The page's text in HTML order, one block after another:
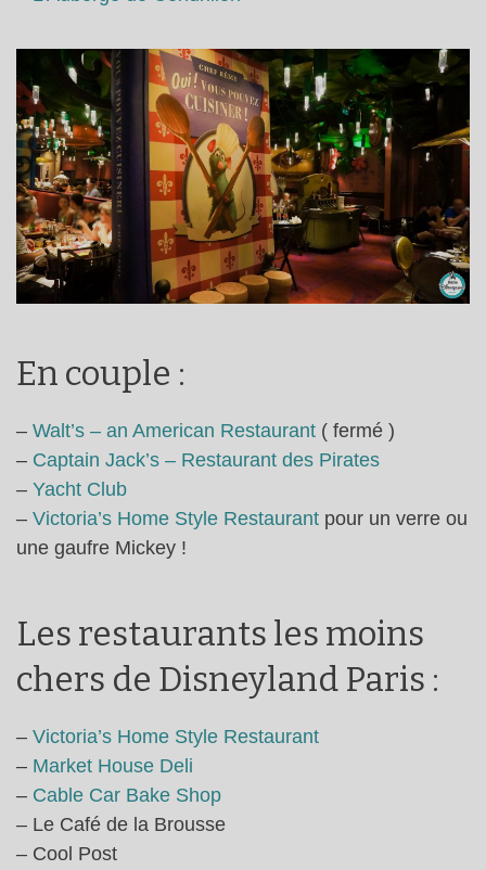
En couple :
– Walt’s – an American Restaurant ( fermé )
– Captain Jack’s – Restaurant des Pirates
– Yacht Club
– Victoria’s Home Style Restaurant pour un verre ou
une gaufre Mickey !
Les restaurants les moins
chers de Disneyland Paris :
– Victoria’s Home Style Restaurant
– Market House Deli
– Cable Car Bake Shop
– Le Café de la Brousse
– Cool Post